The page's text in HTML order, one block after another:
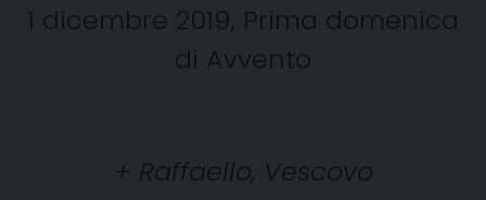
1 dicembre 2019, Prima domenica
di Avvento
+ Raffaello, Vescovo